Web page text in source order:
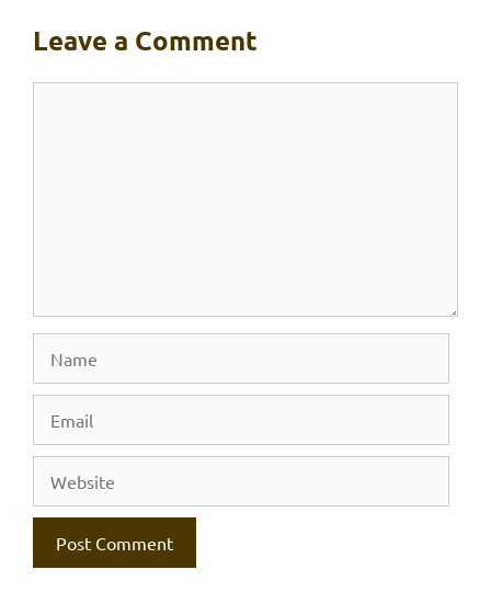
Leave a Comment